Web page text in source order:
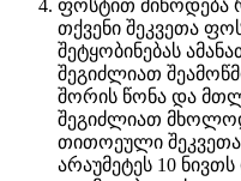
ფოსტით მიწოდება
თქვენი შეკვეთა
შეტყობინებას
შეგიძლიათ
შორის წონა და
შეგიძლიათ
თითოეული შეკვეთა
არაუმეტეს 10